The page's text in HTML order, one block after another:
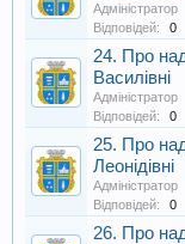
Адміністратор
Відповідей:
0
24. Про
Василівні
Адміністратор
Відповідей:
0
25. Про
Леонідівні
Адміністратор
Відповідей:
0
26. Про